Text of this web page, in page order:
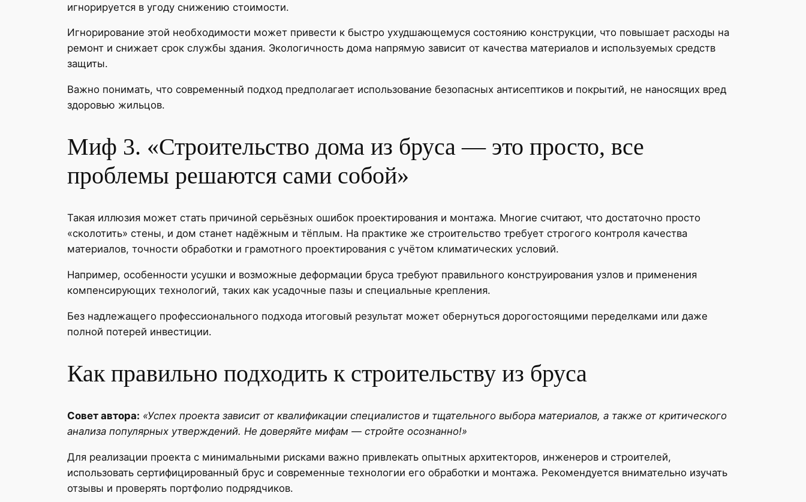
игнорируется в угоду снижению стоимости.
Игнорирование этой необходимости может привести к быстро ухудшающемуся состоянию конструкции, что повышает расходы на
ремонт и снижает срок службы здания. Экологичность дома напрямую зависит от качества материалов и используемых средств
защиты.
Важно понимать, что современный подход предполагает использование безопасных антисептиков и покрытий, не наносящих вред
здоровью жильцов.
Миф 3. «Строительство дома из бруса — это просто, все
проблемы решаются сами собой»
Такая иллюзия может стать причиной серьёзных ошибок проектирования и монтажа. Многие считают, что достаточно просто
«сколотить» стены, и дом станет надёжным и тёплым. На практике же строительство требует строгого контроля качества
материалов, точности обработки и грамотного проектирования с учётом климатических условий.
Например, особенности усушки и возможные деформации бруса требуют правильного конструирования узлов и применения
компенсирующих технологий, таких как усадочные пазы и специальные крепления.
Без надлежащего профессионального подхода итоговый результат может обернуться дорогостоящими переделками или даже
полной потерей инвестиции.
Как правильно подходить к строительству из бруса
Совет автора: «Успех проекта зависит от квалификации специалистов и тщательного выбора материалов, а также от критического
анализа популярных утверждений. Не доверяйте мифам — стройте осознанно!»
Для реализации проекта с минимальными рисками важно привлекать опытных архитекторов, инженеров и строителей,
использовать сертифицированный брус и современные технологии его обработки и монтажа. Рекомендуется внимательно изучать
отзывы и проверять портфолио подрядчиков.